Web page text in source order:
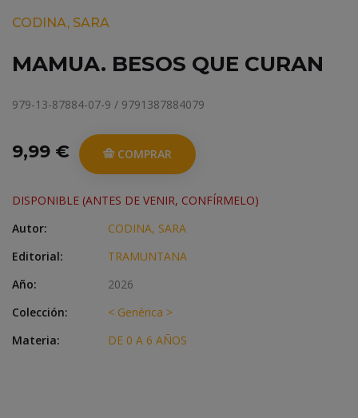
CODINA, SARA
MAMUA. BESOS QUE CURAN
979-13-87884-07-9 / 9791387884079
9,99 € COMPRAR
DISPONIBLE (ANTES DE VENIR, CONFÍRMELO)
Autor:
CODINA, SARA
Editorial:
TRAMUNTANA
Año:
2026
Colección:
< Genérica >
Materia:
DE 0 A 6 AÑOS